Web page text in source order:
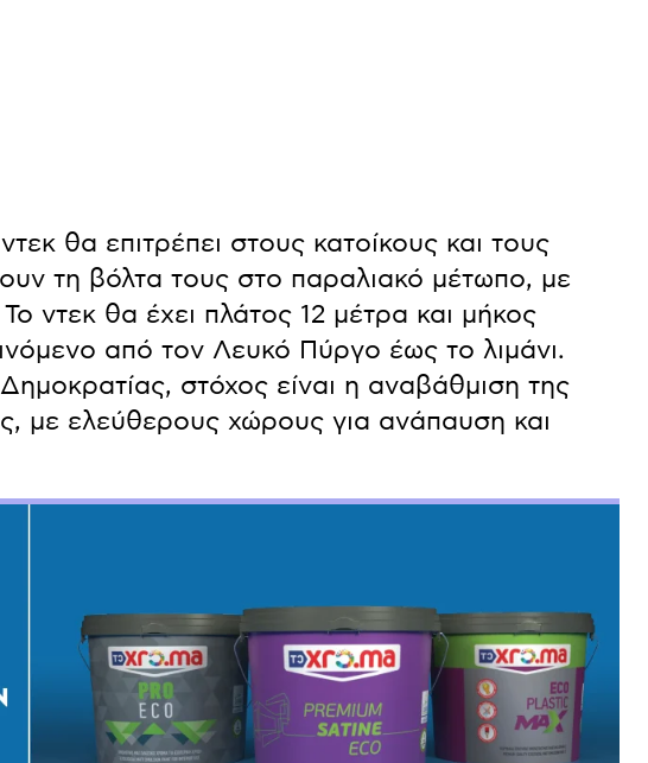
θα επιτρέπει στους κατοίκους και τους
τη βόλτα τους στο παραλιακό μέτωπο, με
ντεκ θα έχει πλάτος 12 μέτρα και μήκος
από τον Λευκό Πύργο έως το λιμάνι.
στόχος είναι η αναβάθμιση της
με ελεύθερους χώρους για ανάπαυση και